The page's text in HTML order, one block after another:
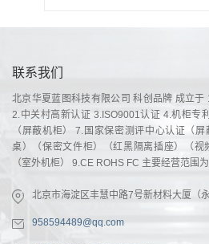
联系我们
北京华夏蓝图科技有限公司 科创品牌 成立
2.中关村高新认证 3.ISO9001认证 4.机柜专
（屏蔽机柜） 7.国家保密测评中心认证（
桌）（保密文件柜）（红黑隔离插座）（视
（室外机柜） 9.CE ROHS FC 主要经营范围
北京市海淀区丰慧中路7号新材料大厦（永
958594489@qq.com